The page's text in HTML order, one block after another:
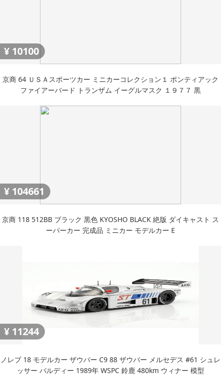
¥ 10100
京商 64 ＵＳＡスポーツカー ミニカーコレクション１ ポンティアック
ファイアーバード トランザム イーグルマスク １９７７ 黒
¥ 104661
京商 118 512BB ブラック 黒色 KYOSHO BLACK 絶版 ダイキャスト ス
ーパーカー 完成品 ミニカー モデルカー E
¥ 11244
ノレブ 18 モデルカー ザウバー C9 88 ザウバー メルセデス #61 シュレ
ッサー バルディー 1989年 WSPC 鈴鹿 480km ウィナー 模型